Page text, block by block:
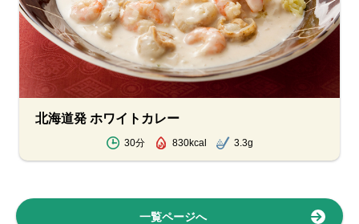
北海道発 ホワイトカレー
30分 830kcal 3.3g
一覧ページへ